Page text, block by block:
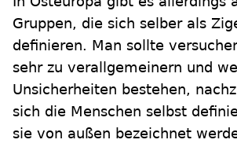
Gruppen, die sich selber als
definieren. Man sollte
sehr zu verallgemeinern und
Unsicherheiten bestehen,
sich die Menschen selbst
sie von außen bezeichnet